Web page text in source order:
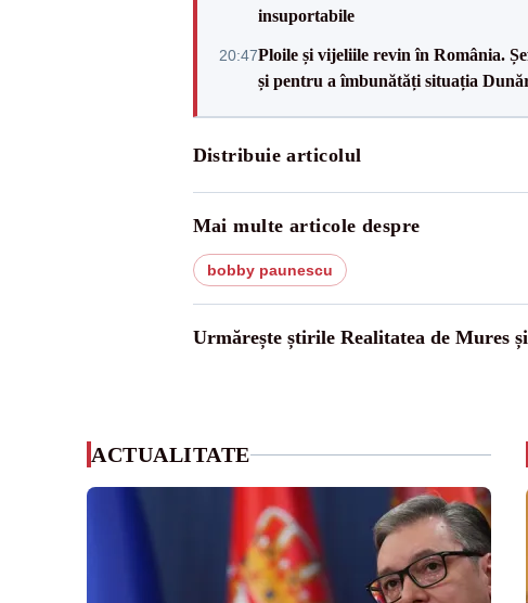
insuportabile
20:47Ploile și vijeliile revin în România.
și pentru a îmbunătăți situația
Distribuie articolul
Mai multe articole despre
bobby paunescu
Urmărește știrile Realitatea de Mures
ACTUALITATE